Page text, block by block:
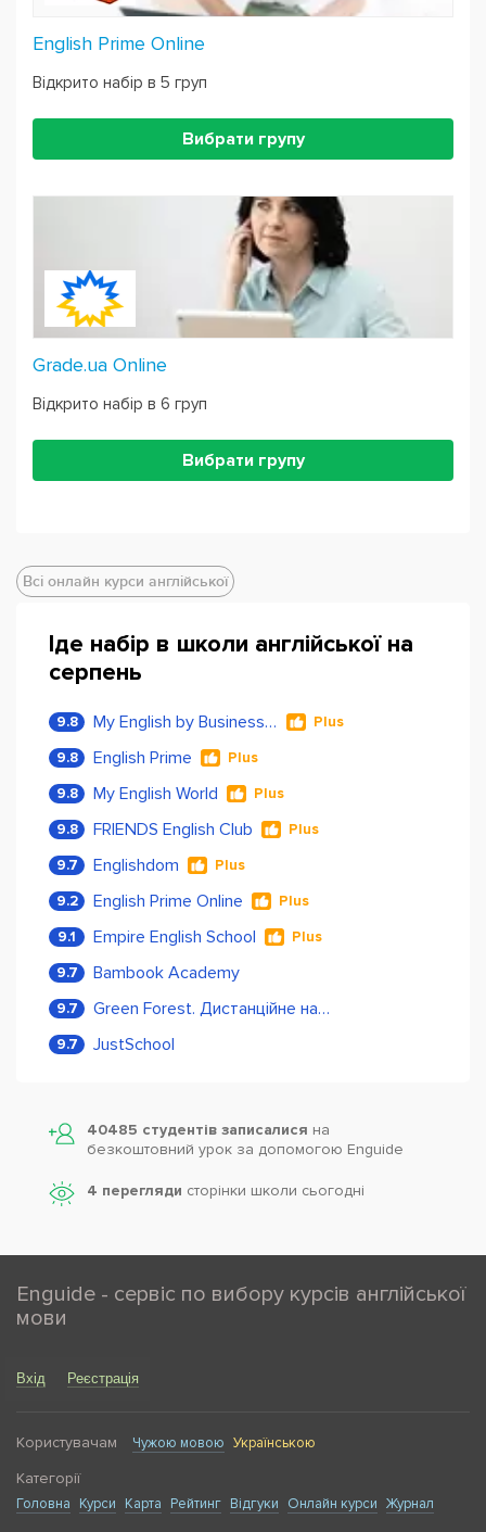
English Prime Online
Відкрито набір в 5 груп
Вибрати групу
Grade.ua Online
Відкрито набір в 6 груп
Вибрати групу
Всі онлайн курси англійської
Іде набір в школи англійської на
серпень
9.8 My English by Business Language Plus
9.8 English Prime Plus
9.8 My English World Plus
9.8 FRIENDS English Club Plus
9.7 Englishdom Plus
9.2 English Prime Online Plus
9.1 Empire English School Plus
9.7 Bambook Academy
9.7 Green Forest. Дистанційне навчання
9.7 JustSchool
40485 студентів записалися на
безкоштовний урок за допомогою Enguide
4 перегляди сторінки школи cьогодні
Enguide - сервіс по вибору курсів англійської
мови
Вхід Реєстрація
Користувачам Чужою мовою Українською
Категорії
Головна Курси Карта Рейтинг Відгуки Онлайн курси Журнал